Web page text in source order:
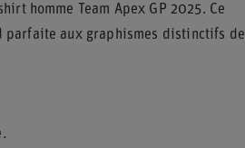
homme Team Apex GP 2025. Ce
parfaite aux graphismes distinctifs de